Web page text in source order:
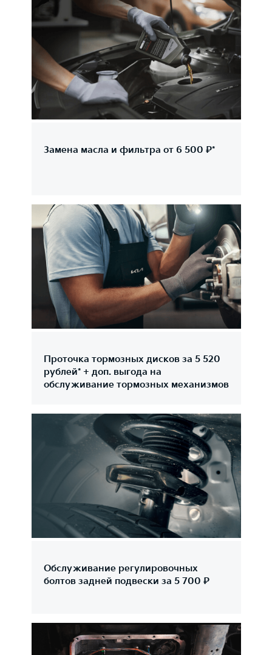
Замена масла и фильтра от 6 500 ₽*
Проточка тормозных дисков за 5 520
рублей* + доп. выгода на
обслуживание тормозных механизмов
Обслуживание регулировочных
болтов задней подвески за 5 700 ₽